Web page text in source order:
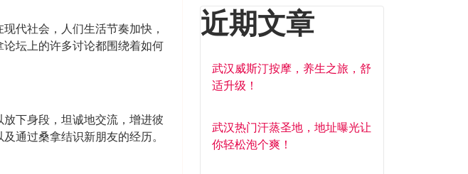
代社会，人们生活节奏加快，
坛上的许多讨论都围绕着如何
下身段，坦诚地交流，增进彼
通过桑拿结识新朋友的经历。
近期文章
武汉威斯汀按摩，养生之旅，舒
适升级！
武汉热门汗蒸圣地，地址曝光让
你轻松泡个爽！